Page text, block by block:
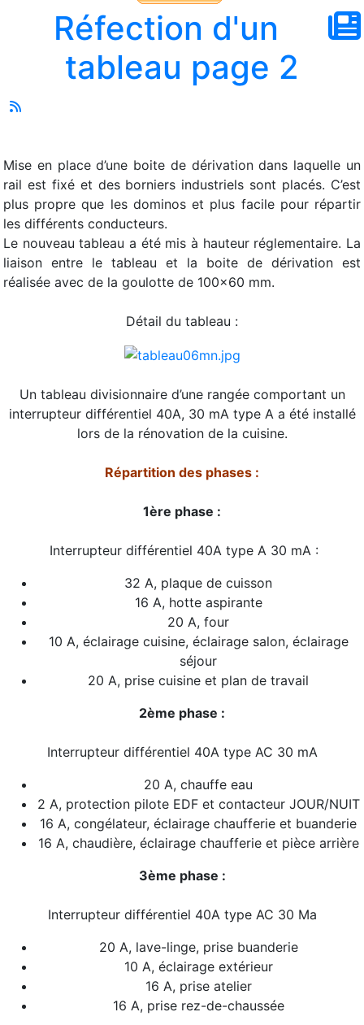
Réfection d'un
tableau page 2
Mise en place d’une boite de dérivation dans laquelle un
rail est fixé et des borniers industriels sont placés. C’est
plus propre que les dominos et plus facile pour répartir
les différents conducteurs.
Le nouveau tableau a été mis à hauteur réglementaire. La
liaison entre le tableau et la boite de dérivation est
réalisée avec de la goulotte de 100x60 mm.
Détail du tableau :
Un tableau divisionnaire d’une rangée comportant un
interrupteur différentiel 40A, 30 mA type A a été installé
lors de la rénovation de la cuisine.
Répartition des phases :
1ère phase :
Interrupteur différentiel 40A type A 30 mA :
32 A, plaque de cuisson
16 A, hotte aspirante
20 A, four
10 A, éclairage cuisine, éclairage salon, éclairage
séjour
20 A, prise cuisine et plan de travail
2ème phase :
Interrupteur différentiel 40A type AC 30 mA
20 A, chauffe eau
2 A, protection pilote EDF et contacteur JOUR/NUIT
16 A, congélateur, éclairage chaufferie et buanderie
16 A, chaudière, éclairage chaufferie et pièce arrière
3ème phase :
Interrupteur différentiel 40A type AC 30 Ma
20 A, lave-linge, prise buanderie
10 A, éclairage extérieur
16 A, prise atelier
16 A, prise rez-de-chaussée